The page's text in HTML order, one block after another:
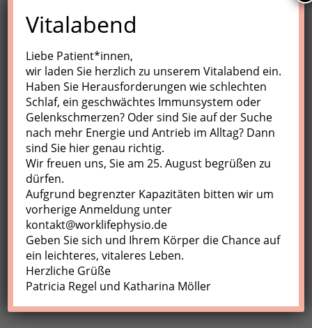
Buchungen sind für diese Veranstaltung nicht mehr
möglich.
Nächste Kurse
Keine Veranstaltungen
Profil
Meine Buchungen
Abmelden
Vitalabend
Liebe Patient*innen,
wir laden Sie herzlich zu unserem Vitalabend ein.
Haben Sie Herausforderungen wie schlechten
Schlaf, ein geschwächtes Immunsystem oder
Gelenkschmerzen? Oder sind Sie auf der Suche
nach mehr Energie und Antrieb im Alltag? Dann
sind Sie hier genau richtig.
Wir freuen uns, Sie am 25. August begrüßen zu
dürfen.
Aufgrund begrenzter Kapazitäten bitten wir um
vorherige Anmeldung unter
kontakt@worklifephysio.de
Geben Sie sich und Ihrem Körper die Chance auf
ein leichteres, vitaleres Leben.
Herzliche Grüße
Patricia Regel und Katharina Möller